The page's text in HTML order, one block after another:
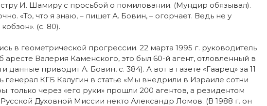
И. Шамиру с просьбой о помиловании. (Мундир обязывал).
«То, что я знаю, – пишет А. Бовин, – огорчает. Ведь не у
(с. 80).
в геометрической прогрессии. 22 марта 1995 г. руководитель
Валерия Каменского, это был 60-й агент, отловленный в
данные приводит А. Бовин, с. 384). А вот в газете «Гаарец» за 11
генерал КГБ Калугин в статье «Мы внедрили в Израиле сотни
только через «его руки» прошли 200 агентов, а резидентом
Духовной Миссии некто Александр Ломов. (В 1988 г. он